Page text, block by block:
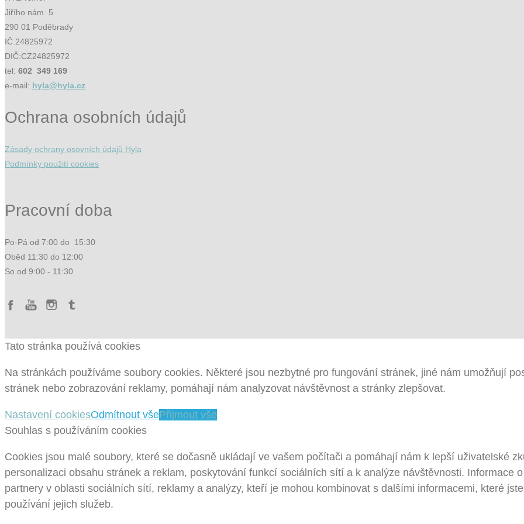
Jiřího nám. 5
290 01 Poděbrady
IČ.24825972
DIČ:CZ24825972
tel: 602 349 169
e-mail: hyla@hyla.cz
Ochrana osobních údajů
Zásady ochrany osovních údajů Hyla
Podmínky použití cookies
Pracovní doba
Po-Pá od 7:00 do 15:30
Oběd 11:30 do 12:00
So od 9:00 - 11:30
Tato stránka používá cookies
Na stránkách používáme soubory cookies. Některé jsou nezbytné pro fungování stránek, jiné nám umožňují
stránek nebo zobrazování reklamy, pomáhají nám analyzovat návštěvnost a stránky zlepšovat.
Nastavení cookiesOdmítnout všePřijmout vše
Souhlas s používáním cookies
Cookies jsou malé soubory, které se dočasně ukládají ve vašem počítači a pomáhají nám k lepší uživatelské
personalizaci obsahu stránek a reklam, poskytování funkcí sociálních sítí a k analýze návštěvnosti. Informace
partnery v oblasti sociálních sítí, reklamy a analýzy, kteří je mohou kombinovat s dalšími informacemi, které
používání jejich služeb.